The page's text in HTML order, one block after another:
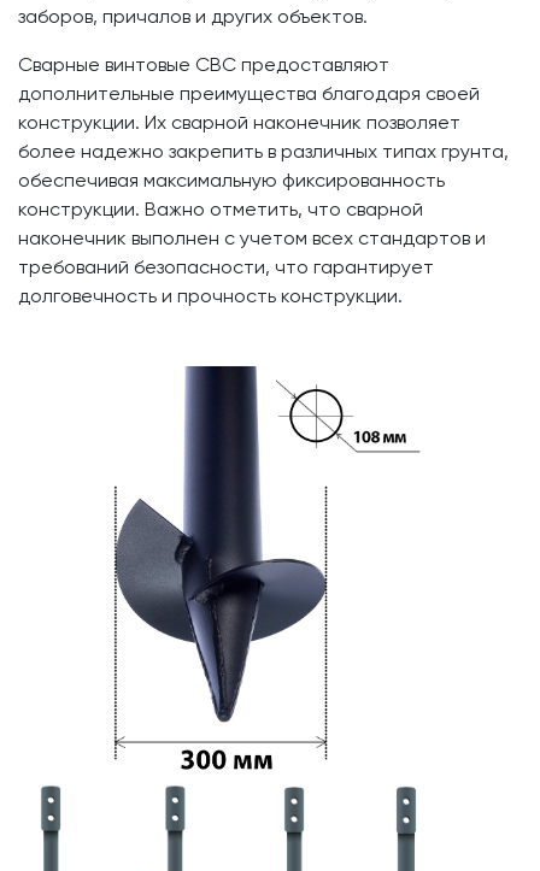
заборов, причалов и других объектов.
Сварные винтовые СВС предоставляют
дополнительные преимущества благодаря своей
конструкции. Их сварной наконечник позволяет
более надежно закрепить в различных типах грунта,
обеспечивая максимальную фиксированность
конструкции. Важно отметить, что сварной
наконечник выполнен с учетом всех стандартов и
требований безопасности, что гарантирует
долговечность и прочность конструкции.